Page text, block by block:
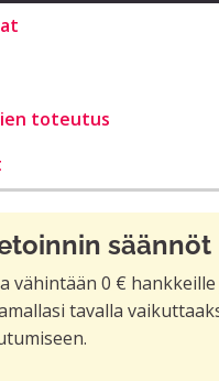
toteutus
säännöt
vähintään 0 €
tavalla